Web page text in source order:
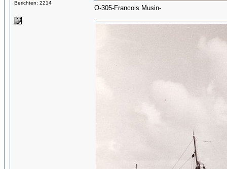
Berichten: 2214
O-305-Francois Musin-